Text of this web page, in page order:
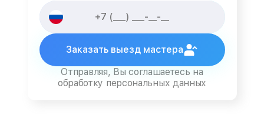
Заказать выезд мастера
Отправляя, Вы соглашаетесь на
обработку персональных данных